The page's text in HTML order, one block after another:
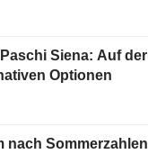
Siena: Auf der
Optionen
nach Sommerzahlen